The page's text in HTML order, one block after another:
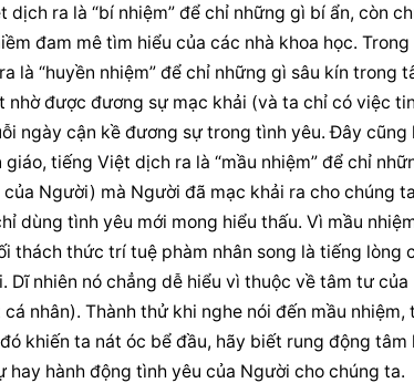
ra là “bí nhiệm” để chỉ những gì bí ẩn, còn
đam mê tìm hiểu của các nhà khoa học. Trong
“huyền nhiệm” để chỉ những gì sâu kín trong
được đương sự mạc khải (và ta chỉ có việc tin
ngày cận kề đương sự trong tình yêu. Đây cũng
tiếng Việt dịch ra là “mầu nhiệm” để chỉ
Người) mà Người đã mạc khải ra cho chúng
dùng tình yêu mới mong hiểu thấu. Vì mầu
thách thức trí tuệ phàm nhân song là tiếng lòng
nhiên nó chẳng dễ hiểu vì thuộc về tâm tư của
nhân). Thành thử khi nghe nói đến mầu nhiệm,
khiến ta nát óc bể đầu, hãy biết rung động tâm
hành động tình yêu của Người cho chúng ta.